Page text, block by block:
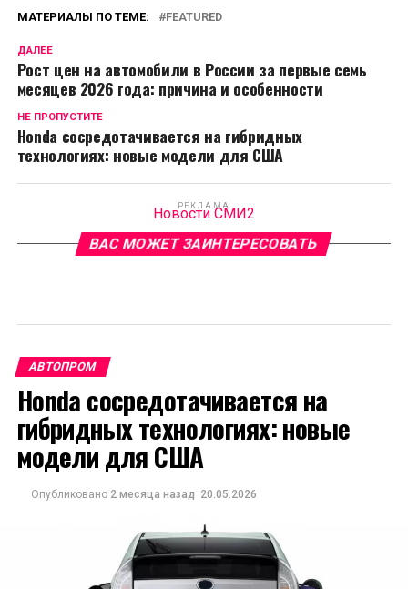
МАТЕРИАЛЫ ПО ТЕМЕ: FEATURED
ДАЛЕЕ
Рост цен на автомобили в России за первые семь
месяцев 2026 года: причина и особенности
НЕ ПРОПУСТИТЕ
Honda сосредотачивается на гибридных
технологиях: новые модели для США
РЕКЛАМА
Новости СМИ2
ВАС МОЖЕТ ЗАИНТЕРЕСОВАТЬ
АВТОПРОМ
Honda сосредотачивается на
гибридных технологиях: новые
модели для США
Опубликовано 2 месяца назад 20.05.2026